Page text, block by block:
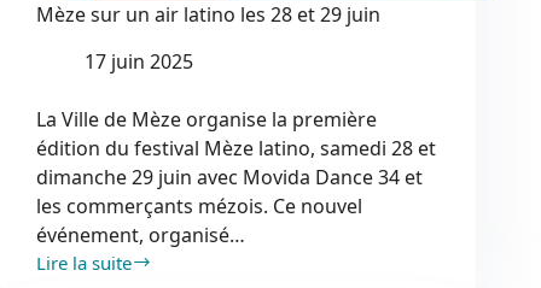
Mèze sur un air latino les 28 et 29 juin
17 juin 2025
La Ville de Mèze organise la première
édition du festival Mèze latino, samedi 28 et
dimanche 29 juin avec Movida Dance 34 et
les commerçants mézois. Ce nouvel
événement, organisé…
Lire la suite
Mèze